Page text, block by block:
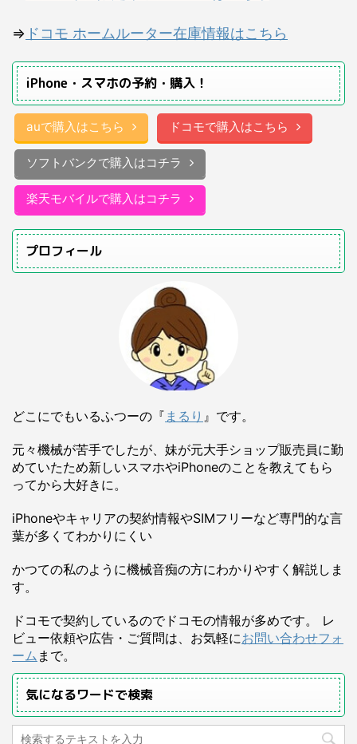
⇒ ドコモ ホームルーター在庫情報はこちら
iPhone・スマホの予約・購入！
auで購入はこちら ドコモで購入はこちら
ソフトバンクで購入はコチラ
楽天モバイルで購入はコチラ
プロフィール
どこにでもいるふつーの『 まるり 』です。
元々機械が苦手でしたが、妹が元大手ショップ販売員に勤
めていたため新しいスマホやiPhoneのことを教えてもら
ってから大好きに。
iPhoneやキャリアの契約情報やSIMフリーなど専門的な言
葉が多くてわかりにくい
かつての私のように機械音痴の方にわかりやすく解説しま
す。
ドコモで契約しているのでドコモの情報が多めです。 レ
ビュー依頼や広告・ご質問は、お気軽にお問い合わせフォ
ーム まで。
気になるワードで検索